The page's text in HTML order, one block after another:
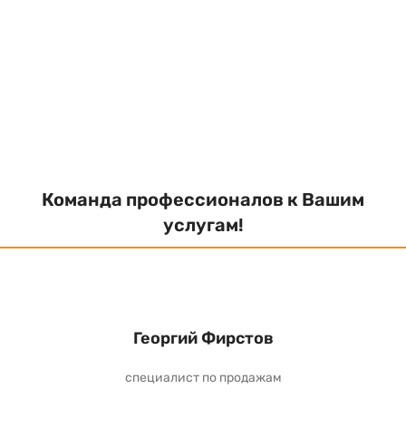
Команда профессионалов к Вашим
услугам!
Георгий Фирстов
специалист по продажам